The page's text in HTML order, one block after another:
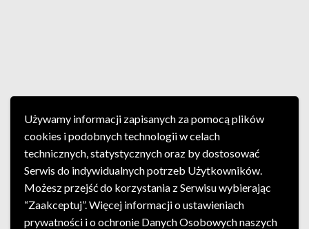
Używamy informacji zapisanych za pomocą plików
cookies i podobnych technologii w celach
technicznych, statystycznych oraz by dostosować
Serwis do indywidualnych potrzeb Użytkowników.
Możesz przejść do korzystania z Serwisu wybierając
“Zaakceptuj”. Więcej informacji o ustawieniach
prywatności i o ochronie Danych Osobowych naszych